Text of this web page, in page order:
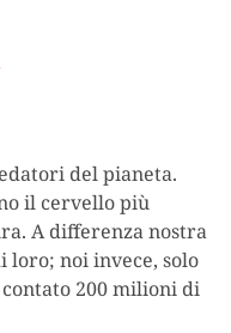
del pianeta.
il cervello più
A differenza nostra
loro; noi invece, solo
200 milioni di